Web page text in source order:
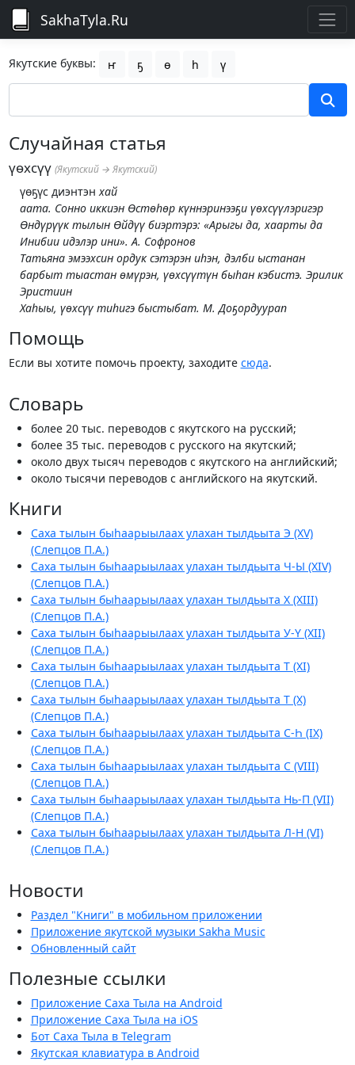
SakhaTyla.Ru
Якутские буквы: ҥ ҕ ө һ ү
Случайная статья
үөхсүү (Якутский → Якутский)
үөҕүс диэнтэн хай
аата. Сонно иккиэн Өстөһөр күннэринээҕи үөхсүүлэригэр
Өндүрүүк тылын Өйдүү биэртэрэ: «Арыгы да, хаарты да
Инибии идэлэр ини». А. Софронов
Татьяна эмээхсин ордук сэтэрэн иһэн, дэлби ыстанан
барбыт тыастан өмүрэн, үөхсүүтүн быһан кэбистэ. Эрилик
Эристиин
Хаһыы, үөхсүү тиһигэ быстыбат. М. Доҕордуурап
Помощь
Если вы хотите помочь проекту, заходите сюда.
Словарь
более 20 тыс. переводов с якутского на русский;
более 35 тыс. переводов с русского на якутский;
около двух тысяч переводов с якутского на английский;
около тысячи переводов с английского на якутский.
Книги
Саха тылын быһаарыылаах улахан тылдьыта Э (XV)
(Слепцов П.А.)
Саха тылын быһаарыылаах улахан тылдьыта Ч-Ы (XIV)
(Слепцов П.А.)
Саха тылын быһаарыылаах улахан тылдьыта Х (XIII)
(Слепцов П.А.)
Саха тылын быһаарыылаах улахан тылдьыта У-Ү (XII)
(Слепцов П.А.)
Саха тылын быһаарыылаах улахан тылдьыта Т (XI)
(Слепцов П.А.)
Саха тылын быһаарыылаах улахан тылдьыта Т (X)
(Слепцов П.А.)
Саха тылын быһаарыылаах улахан тылдьыта С-Һ (IX)
(Слепцов П.А.)
Саха тылын быһаарыылаах улахан тылдьыта С (VIII)
(Слепцов П.А.)
Саха тылын быһаарыылаах улахан тылдьыта Нь-П (VII)
(Слепцов П.А.)
Саха тылын быһаарыылаах улахан тылдьыта Л-Н (VI)
(Слепцов П.А.)
Новости
Раздел "Книги" в мобильном приложении
Приложение якутской музыки Sakha Music
Обновленный сайт
Полезные ссылки
Приложение Саха Тыла на Android
Приложение Саха Тыла на iOS
Бот Саха Тыла в Telegram
Якутская клавиатура в Android